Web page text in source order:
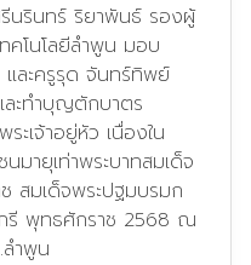
นรินทร์ ริยาพันธ์ รองผู้
คโนโลยีลำพูน มอบ
และครูรุด จันทร์ทิพย์
ละทำบุญตักบาตร
ะเจ้าอยู่หัว เนื่องใน
มายุเท่าพระบาทสมเด็จ
สมเด็จพระปฐมบรมก
กรี พุทธศักราช 2568⁣ ณ
ลำพูน